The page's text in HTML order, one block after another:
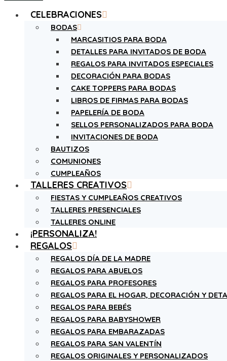
CELEBRACIONES
BODAS
MARCASITIOS PARA BODA
DETALLES PARA INVITADOS DE BODA
REGALOS PARA INVITADOS ESPECIALES
DECORACIÓN PARA BODAS
CAKE TOPPERS PARA BODAS
LIBROS DE FIRMAS PARA BODAS
PAPELERÍA DE BODA
SELLOS PERSONALIZADOS PARA BODA
INVITACIONES DE BODA
BAUTIZOS
COMUNIONES
CUMPLEAÑOS
TALLERES CREATIVOS
FIESTAS Y CUMPLEAÑOS CREATIVOS
TALLERES PRESENCIALES
TALLERES ONLINE
¡PERSONALIZA!
REGALOS
REGALOS DÍA DE LA MADRE
REGALOS PARA ABUELOS
REGALOS PARA PROFESORES
REGALOS PARA EL HOGAR, DECORACIÓN Y
REGALOS PARA BEBÉS
REGALOS PARA BABYSHOWER
REGALOS PARA EMBARAZADAS
REGALOS PARA SAN VALENTÍN
REGALOS ORIGINALES Y PERSONALIZADOS